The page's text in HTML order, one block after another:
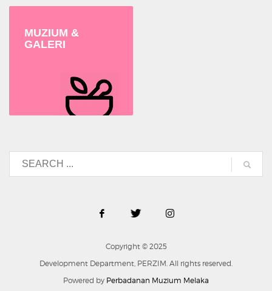
MUZIUM &
GALERI
Copyright © 2025
Development Department, PERZIM. All rights reserved.
Powered by Perbadanan Muzium Melaka